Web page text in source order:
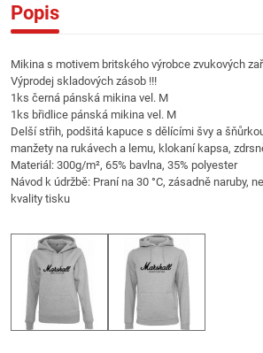
Popis
Mikina s motivem britského výrobce zvukových
Výprodej skladových zásob !!!
1ks černá pánská mikina vel. M
1ks břidlice pánská mikina vel. M
Delší střih, podšitá kapuce s dělícími švy a
manžety na rukávech a lemu, klokaní kapsa,
Materiál: 300g/m², 65% bavlna, 35% polyester
Návod k údržbě: Praní na 30 °C, zásadně
kvality tisku